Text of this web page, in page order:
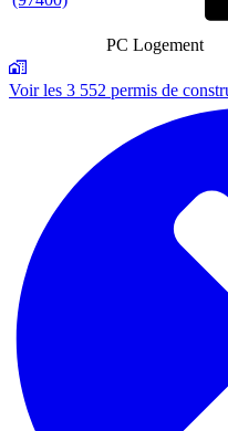
PC Logement
Voir les 3 552 permis de